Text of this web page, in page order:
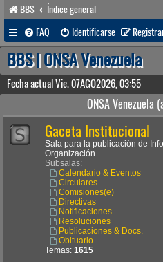
BBS
Índice general
FAQ
Identificarse
BBS | ONSA Venezuela
Fecha actual Vie. 07AGO2026, 03:55
ONSA Venezuela
Gaceta Institucional
Sala para la publicación de
Organización.
Subsalas:
Calendario & Eventos
Circulares
Comisiones(e)
Directivas
Notificaciones
Resoluciones
Publicaciones & Docs.
Obituario
Temas: 1615